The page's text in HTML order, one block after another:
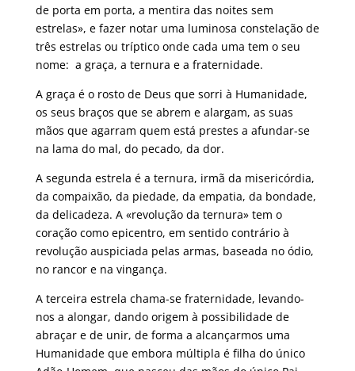
de porta em porta, a mentira das noites sem
estrelas», e fazer notar uma luminosa constelação de
três estrelas ou tríptico onde cada uma tem o seu
nome: a graça, a ternura e a fraternidade.
A graça é o rosto de Deus que sorri à Humanidade,
os seus braços que se abrem e alargam, as suas
mãos que agarram quem está prestes a afundar-se
na lama do mal, do pecado, da dor.
A segunda estrela é a ternura, irmã da misericórdia,
da compaixão, da piedade, da empatia, da bondade,
da delicadeza. A «revolução da ternura» tem o
coração como epicentro, em sentido contrário à
revolução auspiciada pelas armas, baseada no ódio,
no rancor e na vingança.
A terceira estrela chama-se fraternidade, levando-
nos a alongar, dando origem à possibilidade de
abraçar e de unir, de forma a alcançarmos uma
Humanidade que embora múltipla é filha do único